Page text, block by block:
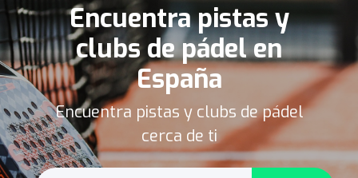
Encuentra pistas y
clubs de pádel en
España
Encuentra pistas y clubs de pádel
cerca de ti